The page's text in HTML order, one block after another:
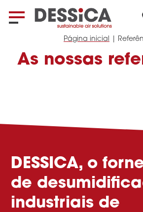
Página inicial
As nossas
DESSICA, o
de
industriais de